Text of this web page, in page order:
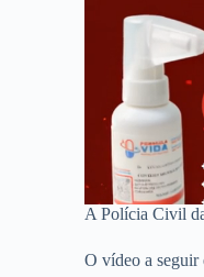
A Polícia Civil
O vídeo a seguir